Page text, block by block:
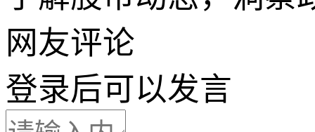
网友评论
登录后可以发言